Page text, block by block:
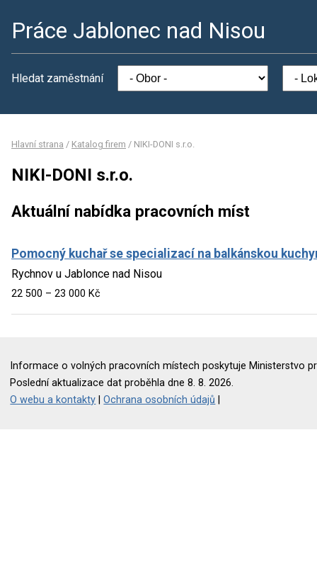
Práce Jablonec nad Nisou
Hledat zaměstnání
Hlavní strana / Katalog firem / NIKI-DONI s.r.o.
NIKI-DONI s.r.o.
Aktuální nabídka pracovních míst
Pomocný kuchař se specializací na balkánskou
Rychnov u Jablonce nad Nisou
22 500 – 23 000 Kč
Informace o volných pracovních místech poskytuje Ministerstvo
Poslední aktualizace dat proběhla dne 8. 8. 2026.
O webu a kontakty |Ochrana osobních údajů